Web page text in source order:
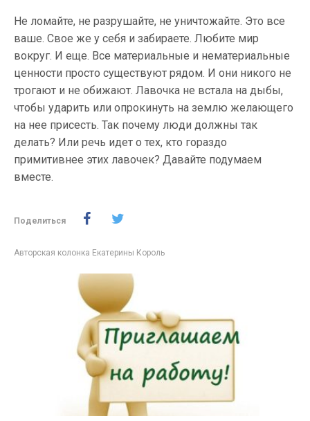
Не ломайте, не разрушайте, не уничтожайте. Это все
ваше. Свое же у себя и забираете. Любите мир
вокруг. И еще. Все материальные и нематериальные
ценности просто существуют рядом. И они никого не
трогают и не обижают. Лавочка не встала на дыбы,
чтобы ударить или опрокинуть на землю желающего
на нее присесть. Так почему люди должны так
делать? Или речь идет о тех, кто гораздо
примитивнее этих лавочек? Давайте подумаем
вместе.
Поделиться
Авторская колонка Екатерины Король